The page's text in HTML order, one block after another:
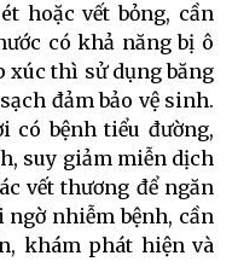
hoặc vết bỏng, cần
có khả năng bị ô
xúc thì sử dụng băng
đảm bảo vệ sinh.
có bệnh tiểu đường,
suy giảm miễn dịch
vết thương để ngăn
nhiễm bệnh, cần
khám phát hiện và